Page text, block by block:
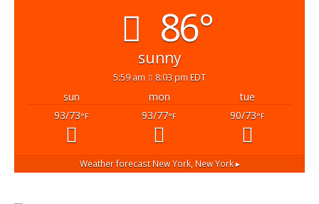
86°
sunny
5:59 am 8:03 pm EDT
sun mon
tue
93/73°F 93/77°F 90/73°F
Weather forecast New York, New York ▸